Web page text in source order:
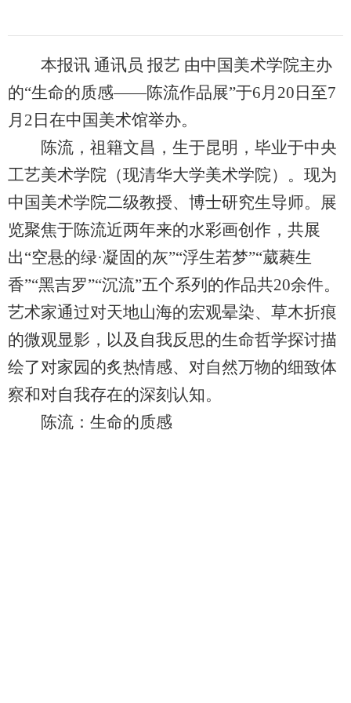
本报讯 通讯员 报艺 由中国美术学院主办
的“生命的质感——陈流作品展”于6月20日至7
月2日在中国美术馆举办。
陈流，祖籍文昌，生于昆明，毕业于中央
工艺美术学院（现清华大学美术学院）。现为
中国美术学院二级教授、博士研究生导师。展
览聚焦于陈流近两年来的水彩画创作，共展
出“空悬的绿·凝固的灰”“浮生若梦”“葳蕤生
香”“黑吉罗”“沉流”五个系列的作品共20余件。
艺术家通过对天地山海的宏观晕染、草木折痕
的微观显影，以及自我反思的生命哲学探讨描
绘了对家园的炙热情感、对自然万物的细致体
察和对自我存在的深刻认知。
陈流：生命的质感